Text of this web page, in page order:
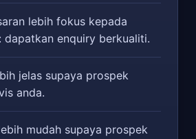
lebih fokus kepada
enquiry berkualiti.
jelas supaya prospek
anda.
mudah supaya prospek